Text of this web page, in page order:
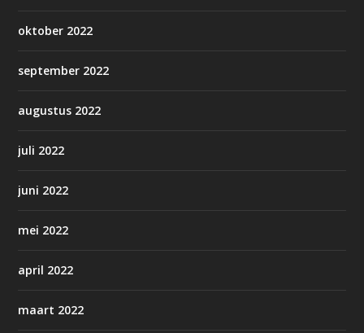
oktober 2022
september 2022
augustus 2022
juli 2022
juni 2022
mei 2022
april 2022
maart 2022